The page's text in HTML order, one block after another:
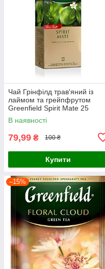
Чай Грінфілд трав'яний із
лаймом та грейпфрутом
Greenfield Spirit Mate 25
пакетиків
В наявності
79,99 ₴ 100 ₴
Купити
–15%